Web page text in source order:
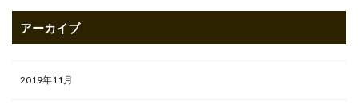
アーカイブ
2019年11月